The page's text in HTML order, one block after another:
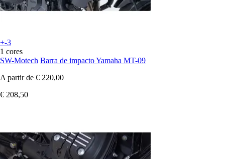
+-3
1 cores
SW-Motech Barra de impacto Yamaha MT-09
A partir de € 220,00
€ 208,50